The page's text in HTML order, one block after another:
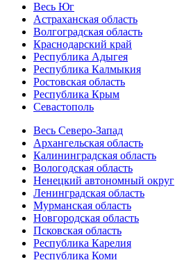
Весь Юг
Астраханская область
Волгоградская область
Краснодарский край
Республика Адыгея
Республика Калмыкия
Ростовская область
Республика Крым
Севастополь
Весь Северо-Запад
Архангельская область
Калининградская область
Вологодская область
Ненецкий автономный округ
Ленинградская область
Мурманская область
Новгородская область
Псковская область
Республика Карелия
Республика Коми